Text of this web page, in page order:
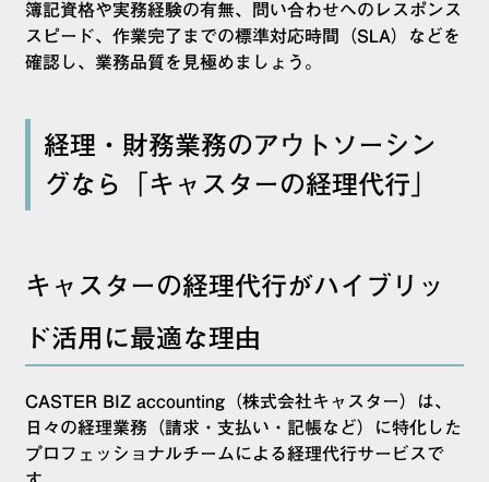
簿記資格や実務経験の有無、問い合わせへのレスポンス
スピード、作業完了までの標準対応時間（SLA）などを
確認し、業務品質を見極めましょう。
経理・財務業務のアウトソーシン
グなら「キャスターの経理代行」
キャスターの経理代行がハイブリッ
ド活用に最適な理由
CASTER BIZ accounting（株式会社キャスター）は、
日々の経理業務（請求・支払い・記帳など）に特化した
プロフェッショナルチームによる経理代行サービスで